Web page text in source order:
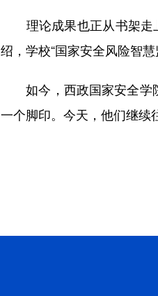
理论成果也正从书架走
绍，学校“国家安全风险智
如今，西政国家安全学院
一个脚印。今天，他们继续